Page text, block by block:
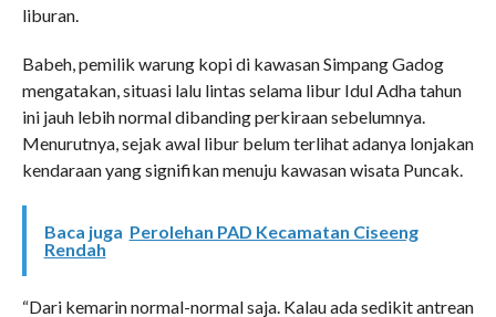
liburan.
Babeh, pemilik warung kopi di kawasan Simpang Gadog
mengatakan, situasi lalu lintas selama libur Idul Adha tahun
ini jauh lebih normal dibanding perkiraan sebelumnya.
Menurutnya, sejak awal libur belum terlihat adanya lonjakan
kendaraan yang signifikan menuju kawasan wisata Puncak.
Baca juga Perolehan PAD Kecamatan Ciseeng
Rendah
“Dari kemarin normal-normal saja. Kalau ada sedikit antrean